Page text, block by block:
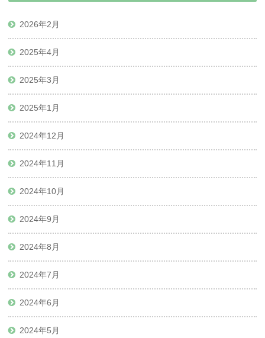
2026年2月
2025年4月
2025年3月
2025年1月
2024年12月
2024年11月
2024年10月
2024年9月
2024年8月
2024年7月
2024年6月
2024年5月